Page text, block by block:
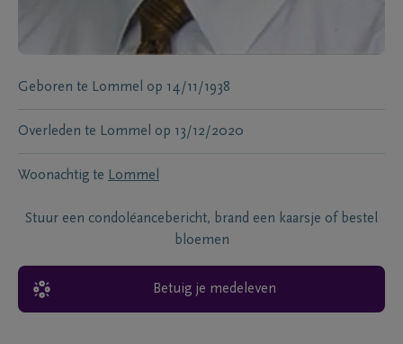
Geboren te Lommel op 14/11/1938
Overleden te Lommel op 13/12/2020
Woonachtig te Lommel
Stuur een condoléancebericht, brand een kaarsje of bestel
bloemen
Betuig je medeleven